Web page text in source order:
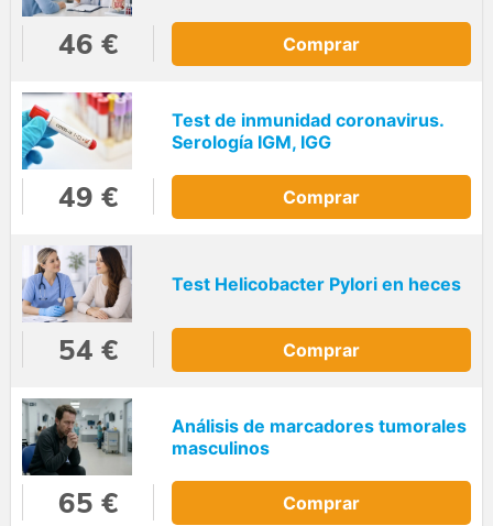
46 € Comprar
Test de inmunidad coronavirus.
Serología IGM, IGG
49 € Comprar
Test Helicobacter Pylori en heces
54 € Comprar
Análisis de marcadores tumorales
masculinos
65 € Comprar